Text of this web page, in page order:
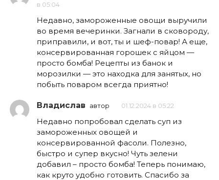
в 05:04
Недавно, замороженные овощи выручили
во время вечеринки. Загнали в сковороду,
приправили, и вот, ты и шеф-повар! А еще,
консервированная горошек с яйцом —
просто бомба! Рецепты из банок и
морозилки — это находка для занятых, но
побыть поваром всегда приятно!
Владислав автор 01.12.2024 в 05:22
Недавно попробовал сделать суп из
замороженных овощей и
консервированной фасоли. Полезно,
быстро и супер вкусно! Чуть зелени
добавил – просто бомба! Теперь понимаю,
как круто удобно готовить. Спасибо за